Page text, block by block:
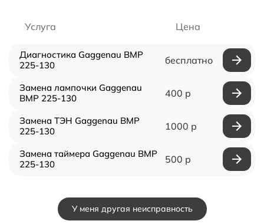
Услуга Цена
Диагностика Gaggenau BMP
225-130
бесплатно
Замена лампочки Gaggenau
BMP 225-130
400 р
Замена ТЭН Gaggenau BMP
225-130
1000 р
Замена таймера Gaggenau BMP
225-130
500 р
У меня другая неисправность